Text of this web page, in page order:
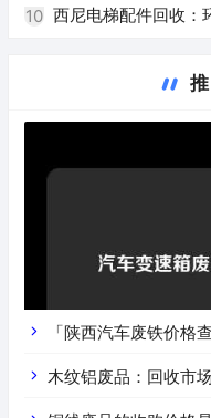
10 西尼电梯配件回收：
「陕西汽车废铁价格
价是什么
木纹铝废品：回收市